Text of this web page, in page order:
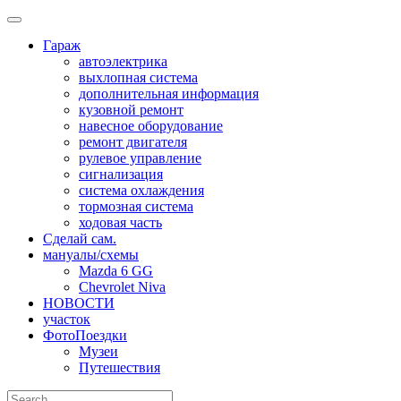
Skip
contentГараж
автоэлектрика
выхлопная система
дополнительная информация
кузовной ремонт
навесное оборудование
ремонт двигателя
рулевое управление
сигнализация
система охлаждения
тормозная система
ходовая часть
Сделай сам.
мануалы/схемы
Mazda 6 GG
Chevrolet Niva
НОВОСТИ
участок
ФотоПоездки
Музеи
Путешествия
Search